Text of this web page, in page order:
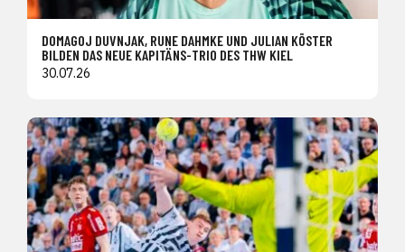
DOMAGOJ DUVNJAK, RUNE DAHMKE UND JULIAN KÖSTER
BILDEN DAS NEUE KAPITÄNS-TRIO DES THW KIEL
30.07.26